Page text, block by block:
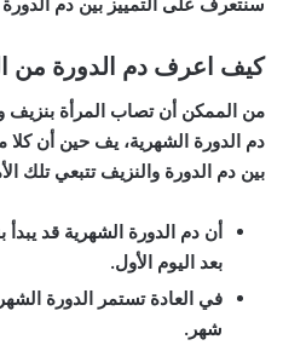
كيف اعرف دم الدورة من
من الممكن أن تصاب المرأة بنزيف
دم الدورة الشهرية، يف حين أن كلا
بين دم الدورة والنزيف تتبعي تلك
أن دم الدورة الشهرية قد
بعد اليوم الأول.
شهر.